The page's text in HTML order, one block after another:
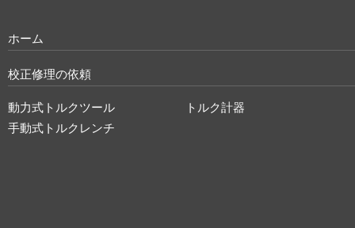
ホーム
校正修理の依頼
動力式トルクツール
トルク計器
手動式トルクレンチ